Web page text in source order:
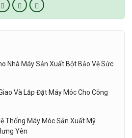
Nhà Máy Sản Xuất Bột Bảo Vệ Sức
Và Lắp Đặt Máy Móc Cho Công
Thống Máy Móc Sản Xuất Mỹ
Yên